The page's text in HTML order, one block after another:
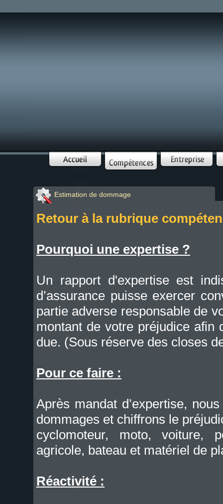
Estimation de dommage
Retour à la rubrique
Pourquoi une expertise ?
Un rapport d'expertise est
d’assurance puisse exercer
partie adverse responsable de
montant de votre préjudice afin
due. (Sous réserve des closes
Pour ce faire :
Après mandat d’expertise,
dommages et chiffrons le
cyclomoteur, moto, voiture,
agricole, bateau et matériel de
Réactivité :